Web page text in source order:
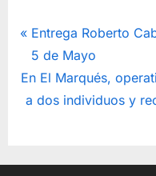
Navegación
de
entradas
P
r
e
v
u
Entrega Roberto
5 de Mayo
N
e
P
En El Marqués,
a dos individuos y